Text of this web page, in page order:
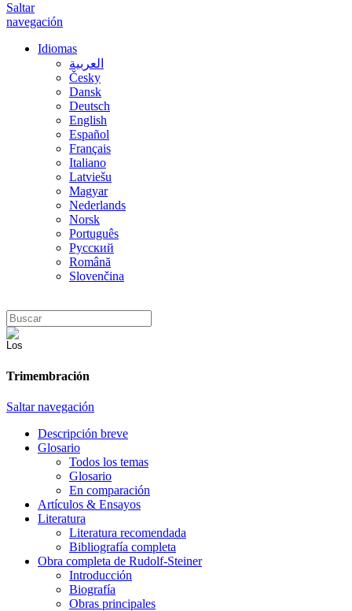
Saltar
navegación
Idiomas
العربية
Česky
Dansk
Deutsch
English
Español
Français
Italiano
Latviešu
Magyar
Nederlands
Norsk
Português
Русский
Română
Slovenčina
Trimembración
Saltar navegación
Descripción breve
Glosario
Todos los temas
Glosario
En comparación
Artículos & Ensayos
Literatura
Literatura recomendada
Bibliografía completa
Obra completa de Rudolf-Steiner
Introducción
Biografía
Obras principales